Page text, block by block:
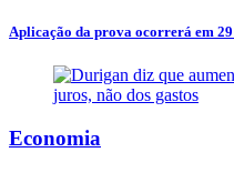
Aplicação da prova ocorrerá em
Economia